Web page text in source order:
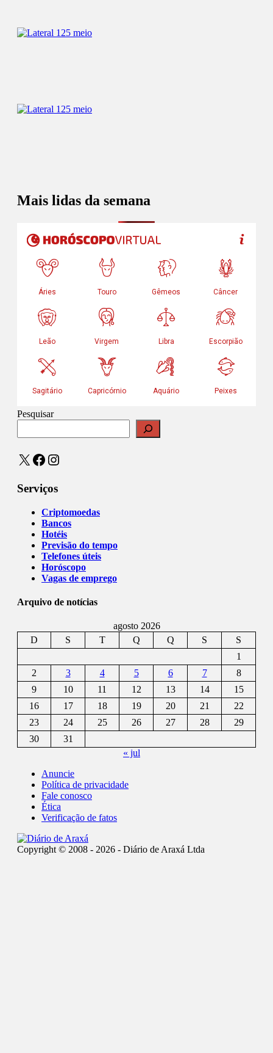
Mais lidas da semana
Pesquisar
X Facebook
Instagram
Serviços
Criptomoedas
Bancos
Hotéis
Previsão do tempo
Telefones úteis
Horóscopo
Vagas de emprego
Arquivo de notícias
agosto 2026
D
S T Q Q S
S
1
2
3 4 5 6 7
8
9
10 11 12 13 14
15
16
17 18 19 20 21
22
23
24 25 26 27 28
29
30
31
« jul
Anuncie
Política de privacidade
Fale conosco
Ética
Verificação de fatos
Copyright © 2008 - 2026 - Diário de Araxá Ltda